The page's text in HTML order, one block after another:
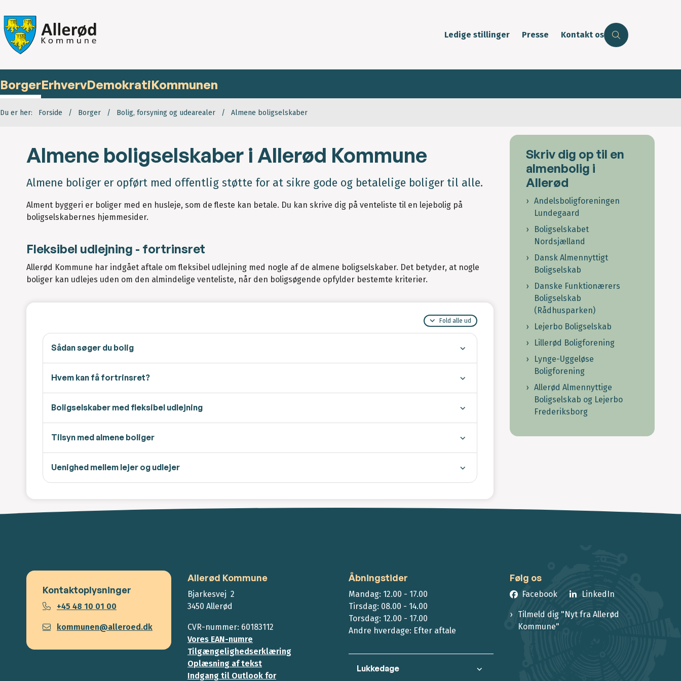
Ledige stillinger Presse Kontakt os
BorgerErhvervDemokratiKommunen
Du er her: Forside Borger Bolig, forsyning og udearealer Almene boligselskaber
Almene boligselskaber i Allerød Kommune
Almene boliger er opført med offentlig støtte for at sikre gode og betalelige boliger til alle.
Alment byggeri er boliger med en husleje, som de fleste kan betale. Du kan skrive dig på venteliste til en lejebolig på
boligselskabernes hjemmesider.
Fleksibel udlejning - fortrinsret
Allerød Kommune har indgået aftale om fleksibel udlejning med nogle af de almene boligselskaber. Det betyder, at nogle
boliger kan udlejes uden om den almindelige venteliste, når den boligsøgende opfylder bestemte kriterier.
Fold alle ud
Sådan søger du bolig
Hvem kan få fortrinsret?
Boligselskaber med fleksibel udlejning
Tilsyn med almene boliger
Uenighed mellem lejer og udlejer
Skriv dig op til en
almenbolig i
Allerød
Andelsboligforeningen
Lundegaard
Boligselskabet
Nordsjælland
Dansk Almennyttigt
Boligselskab
Danske Funktionærers
Boligselskab
(Rådhusparken)
Lejerbo Boligselskab
Lillerød Boligforening
Lynge-Uggeløse
Boligforening
Allerød Almennyttige
Boligselskab og Lejerbo
Frederiksborg
Kontaktoplysninger
+45 48 10 01 00
kommunen@alleroed.dk
Allerød Kommune
Bjarkesvej 2
3450 Allerød
CVR-nummer: 60183112
Vores EAN-numre
Tilgængelighedserklæring
Oplæsning af tekst
Indgang til Outlook for
Åbningstider
Mandag: 12.00 - 17.00
Tirsdag: 08.00 - 14.00
Torsdag: 12.00 - 17.00
Andre hverdage: Efter aftale
Lukkedage
Følg os
Facebook LinkedIn
Tilmeld dig "Nyt fra Allerød
Kommune"